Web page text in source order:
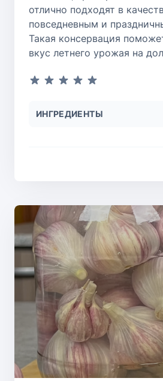
отлично подходят в
повседневным и
Такая консервация
вкус летнего урожая на
ИНГРЕДИЕНТЫ